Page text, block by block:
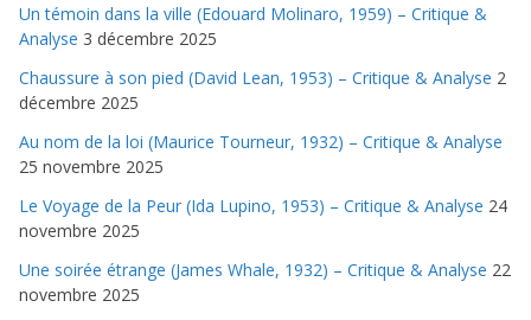
Un témoin dans la ville (Edouard Molinaro, 1959) – Critique &
Analyse 3 décembre 2025
Chaussure à son pied (David Lean, 1953) – Critique & Analyse 2
décembre 2025
Au nom de la loi (Maurice Tourneur, 1932) – Critique & Analyse
25 novembre 2025
Le Voyage de la Peur (Ida Lupino, 1953) – Critique & Analyse 24
novembre 2025
Une soirée étrange (James Whale, 1932) – Critique & Analyse 22
novembre 2025